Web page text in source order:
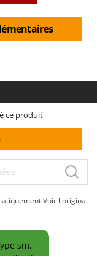
ce produit
Voir l'original
sm,